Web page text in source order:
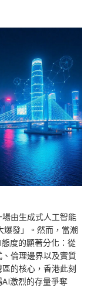
由生成式人工智能
爆發」。然而，當潮
度的顯著分化：從
倫理邊界以及實質
的核心，香港此刻
激烈的存量爭奪